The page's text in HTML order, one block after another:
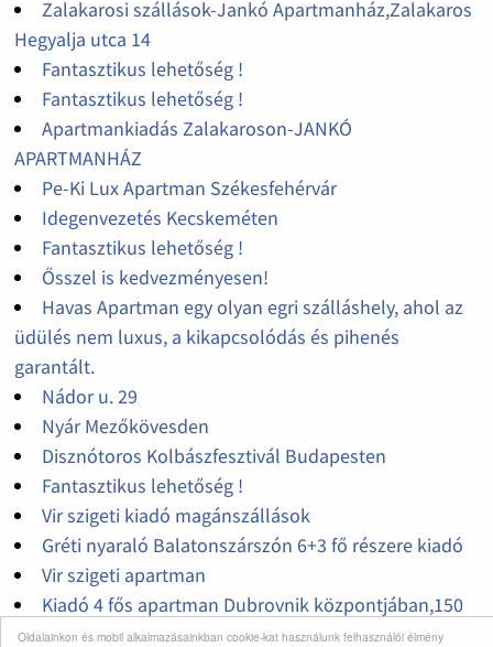
Oldalainkon és mobil alkalmazásainkban cookie-kat használunk felhasználói élmény
Zalakarosi szállások-Jankó Apartmanház,Zalakaros
Hegyalja utca 14
Fantasztikus lehetőség !
Fantasztikus lehetőség !
Apartmankiadás Zalakaroson-JANKÓ
APARTMANHÁZ
Pe-Ki Lux Apartman Székesfehérvár
Idegenvezetés Kecskeméten
Fantasztikus lehetőség !
Ősszel is kedvezményesen!
Havas Apartman egy olyan egri szálláshely, ahol az
üdülés nem luxus, a kikapcsolódás és pihenés
garantált.
Nádor u. 29
Nyár Mezőkövesden
Disznótoros Kolbászfesztivál Budapesten
Fantasztikus lehetőség !
Vir szigeti kiadó magánszállások
Gréti nyaraló Balatonszárszón 6+3 fő részere kiadó
Vir szigeti apartman
Kiadó 4 fős apartman Dubrovnik központjában,150
méterre a strandtól